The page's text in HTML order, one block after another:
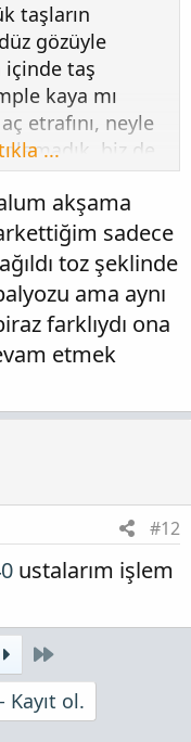
taşların
gözüyle
içinde taş
kaya mı
etrafını, neyle
biz de
bilge &
...
akşama
sadece
toz şeklinde
ama aynı
farklıydı ona
etmek
#12
ustalarım işlem
Son
Kayıt ol.